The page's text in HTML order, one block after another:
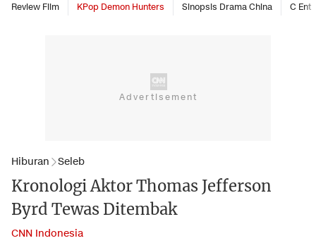
Review Film KPop Demon Hunters Sinopsis Drama China C Ent
Hiburan Seleb
Kronologi Aktor Thomas Jefferson
Byrd Tewas Ditembak
CNN Indonesia